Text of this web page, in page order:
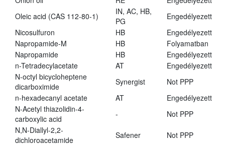
Oleic acid (CAS 112-80-1)
IN, AC, HB,
PG
Engedélyezett
Nicosulfuron
HB
Engedélyezett
Napropamide-M
HB
Folyamatban
Napropamide
HB
Engedélyezett
n-Tetradecylacetate
AT
Engedélyezett
N-octyl bicycloheptene
dicarboximide
Synergist
Not PPP
n-hexadecanyl acetate
AT
Engedélyezett
N-Acetyl thiazolidin-4-
carboxylic acid
-
Not PPP
N,N-Diallyl-2,2-
dichloroacetamide
Safener
Not PPP